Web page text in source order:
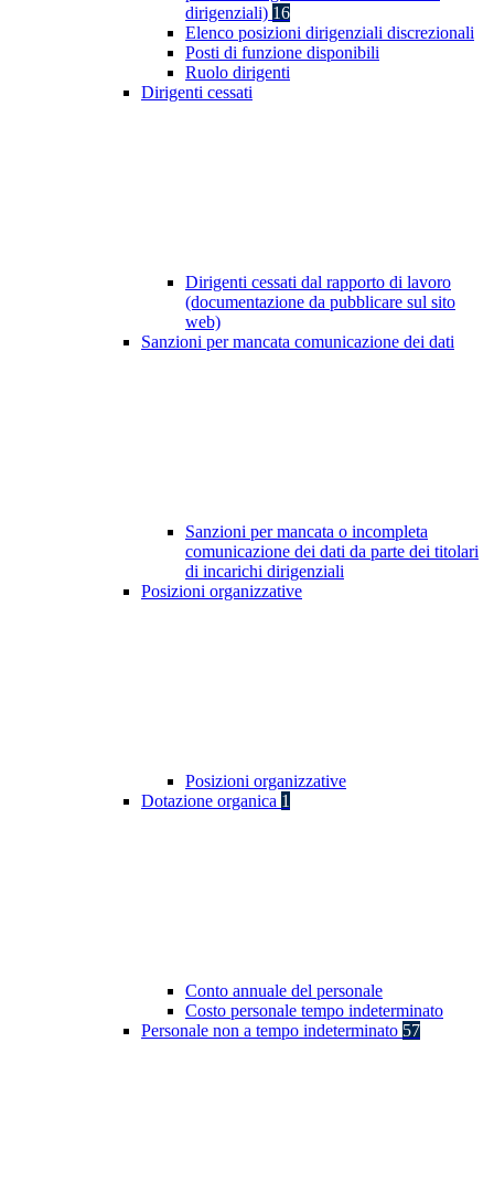
dirigenziali) 16
Elenco posizioni dirigenziali discrezionali
Posti di funzione disponibili
Ruolo dirigenti
Dirigenti cessati
Dirigenti cessati dal rapporto di lavoro
(documentazione da pubblicare sul sito
web)
Sanzioni per mancata comunicazione dei dati
Sanzioni per mancata o incompleta
comunicazione dei dati da parte dei titolari
di incarichi dirigenziali
Posizioni organizzative
Posizioni organizzative
Dotazione organica 1
Conto annuale del personale
Costo personale tempo indeterminato
Personale non a tempo indeterminato 57